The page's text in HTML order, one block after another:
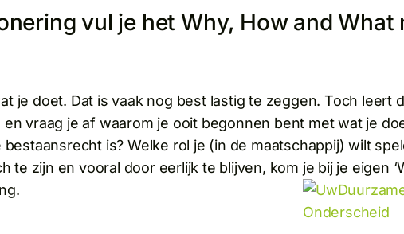
vul je het Why, How and What
je doet. Dat is vaak nog best lastig te zeggen. Toch leert
en vraag je af waarom je ooit begonnen bent met wat je
bestaansrecht is? Welke rol je (in de maatschappij) wilt
te zijn en vooral door eerlijk te blijven, kom je bij je eigen